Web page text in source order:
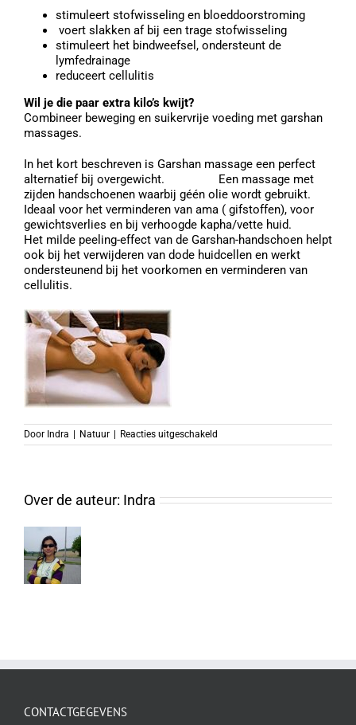
stimuleert stofwisseling en bloeddoorstroming
voert slakken af bij een trage stofwisseling
stimuleert het bindweefsel, ondersteunt de
lymfedrainage
reduceert cellulitis
Wil je die paar extra kilo’s kwijt?
Combineer beweging en suikervrije voeding met garshan
massages.
In het kort beschreven is Garshan massage een perfect
alternatief bij overgewicht. Een massage met
zijden handschoenen waarbij géén olie wordt gebruikt.
Ideaal voor het verminderen van ama ( gifstoffen), voor
gewichtsverlies en bij verhoogde kapha/vette huid.
Het milde peeling-effect van de Garshan-handschoen helpt
ook bij het verwijderen van dode huidcellen en werkt
ondersteunend bij het voorkomen en verminderen van
cellulitis.
Door Indra Natuur Reacties uitgeschakeld
Overgewicht
Over de auteur: Indra
CONTACTGEGEVENS